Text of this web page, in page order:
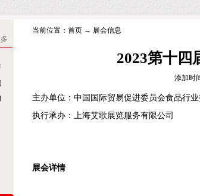
当前位置： 首页 → 展会信息
2023第十四
添加时
主办单位：中国国际贸易促进委员会食品行
执行承办：上海艾歌展览服务有限公司
展会详情